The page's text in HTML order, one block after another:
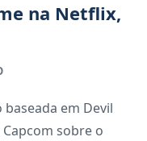
na Netflix,
em Devil
sobre o